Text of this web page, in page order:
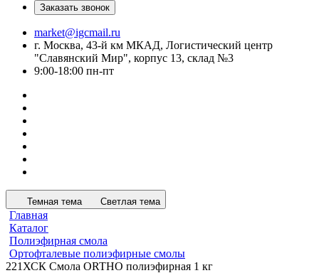
Заказать звонок
market@igcmail.ru
г. Москва, 43-й км МКАД, Логистический центр
"Славянский Мир", корпус 13, склад №3
9:00-18:00 пн-пт
Темная тема Светлая тема
Главная
Каталог
Полиэфирная смола
Ортофталевые полиэфирные смолы
221ХСК Смола ORTHO полиэфирная 1 кг